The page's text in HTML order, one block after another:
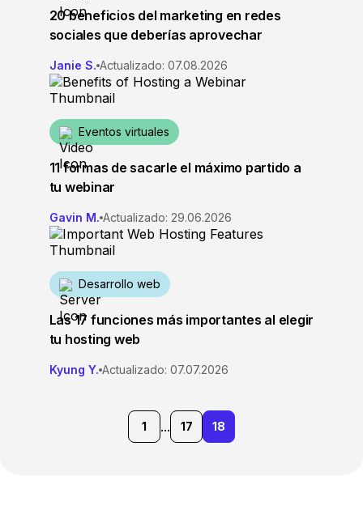
20 beneficios del marketing en redes
sociales que deberías aprovechar
Janie S. Actualizado: 07.08.2026
Eventos virtuales
11 formas de sacarle el máximo partido a
tu webinar
Gavin M. Actualizado: 29.06.2026
Desarrollo web
Las 17 funciones más importantes al elegir
tu hosting web
Kyung Y. Actualizado: 07.07.2026
1 ... 17 18